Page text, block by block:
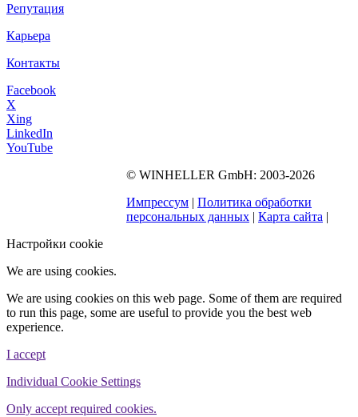
Репутация
Карьера
Контакты
Facebook
X
Xing
LinkedIn
YouTube
WINHELLER GmbH
© WINHELLER GmbH: 2003-2026
Импрессум | Политика обработки
персональных данных | Карта сайта |
Настройки cookie
We are using cookies.
We are using cookies on this web page. Some of them are required
to run this page, some are useful to provide you the best web
experience.
I accept
Individual Cookie Settings
Only accept required cookies.